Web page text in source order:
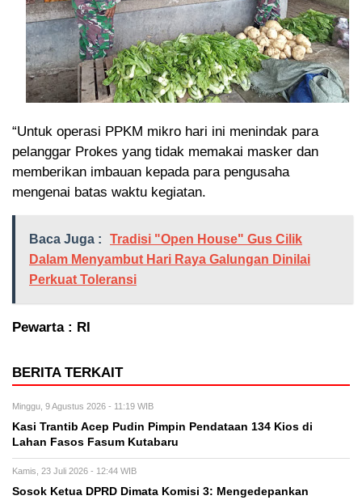
“Untuk operasi PPKM mikro hari ini menindak para
pelanggar Prokes yang tidak memakai masker dan
memberikan imbauan kepada para pengusaha
mengenai batas waktu kegiatan.
Baca Juga :
Tradisi "Open House" Gus Cilik
Dalam Menyambut Hari Raya Galungan Dinilai
Perkuat Toleransi
Pewarta : RI
BERITA TERKAIT
Minggu, 9 Agustus 2026 - 11:19 WIB
Kasi Trantib Acep Pudin Pimpin Pendataan 134 Kios di
Lahan Fasos Fasum Kutabaru
Kamis, 23 Juli 2026 - 12:44 WIB
Sosok Ketua DPRD Dimata Komisi 3: Mengedepankan